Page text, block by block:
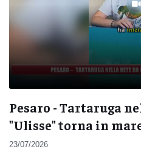
Pesaro - Tartaruga
"Ulisse" torna in
23/07/2026